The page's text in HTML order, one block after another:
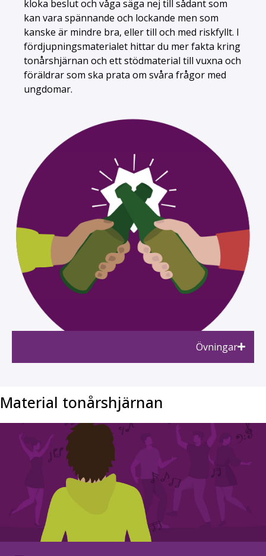
kloka beslut och våga säga nej till sådant som
kan vara spännande och lockande men som
kanske är mindre bra, eller till och med riskfyllt. I
fördjupningsmaterialet hittar du mer fakta kring
tonårshjärnan och ett stödmaterial till vuxna och
föräldrar som ska prata om svåra frågor med
ungdomar.
Övningar
Material tonårshjärnan